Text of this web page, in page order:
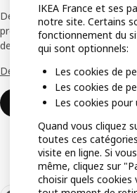
Devenez membre du Réseau
programme de fidélité avec
des services dédiés et des
Découvrir le Réseau IKEA Pro
Rejoindre ou se connecter
IKEA France et ses
notre site. Certains
fonctionnement du
qui sont optionnels:
Les cookies de
Les cookies de
Les cookies pour
Quand vous cliquez
toutes ces
visite en ligne. Si
même, cliquez sur
choisir quels